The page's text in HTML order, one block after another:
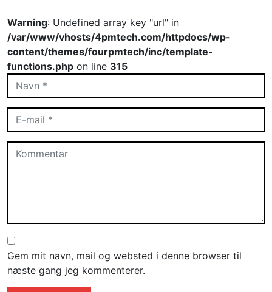
Warning: Undefined array key "url" in
/var/www/vhosts/4pmtech.com/httpdocs/wp-
content/themes/fourpmtech/inc/template-
functions.php on line 315
Gem mit navn, mail og websted i denne browser til
næste gang jeg kommenterer.